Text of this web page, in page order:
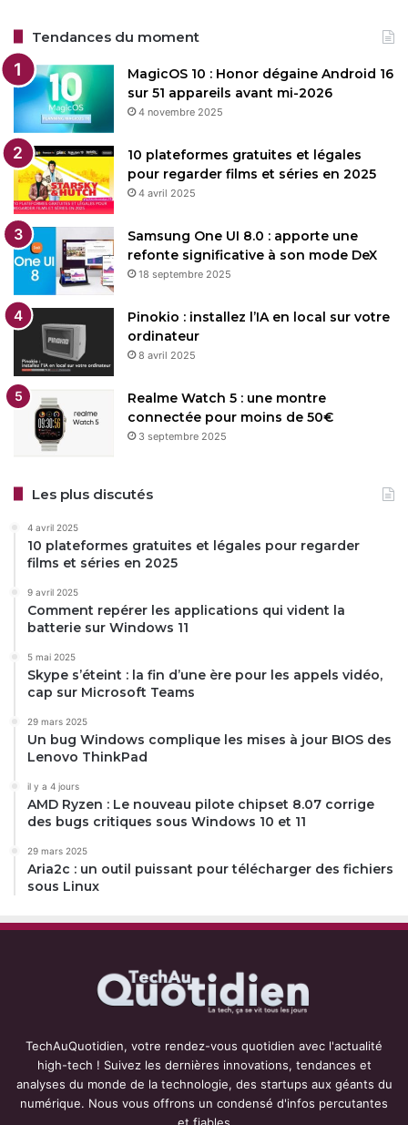
Tendances du moment
MagicOS 10 : Honor dégaine Android 16
sur 51 appareils avant mi-2026
4 novembre 2025
10 plateformes gratuites et légales
pour regarder films et séries en 2025
4 avril 2025
Samsung One UI 8.0 : apporte une
refonte significative à son mode DeX
18 septembre 2025
Pinokio : installez l’IA en local sur votre
ordinateur
8 avril 2025
Realme Watch 5 : une montre
connectée pour moins de 50€
3 septembre 2025
Les plus discutés
4 avril 2025
10 plateformes gratuites et légales pour regarder
films et séries en 2025
9 avril 2025
Comment repérer les applications qui vident la
batterie sur Windows 11
5 mai 2025
Skype s’éteint : la fin d’une ère pour les appels vidéo,
cap sur Microsoft Teams
29 mars 2025
Un bug Windows complique les mises à jour BIOS des
Lenovo ThinkPad
il y a 4 jours
AMD Ryzen : Le nouveau pilote chipset 8.07 corrige
des bugs critiques sous Windows 10 et 11
29 mars 2025
Aria2c : un outil puissant pour télécharger des fichiers
sous Linux
TechAuQuotidien, votre rendez-vous quotidien avec l'actualité
high-tech ! Suivez les dernières innovations, tendances et
analyses du monde de la technologie, des startups aux géants du
numérique. Nous vous offrons un condensé d'infos percutantes